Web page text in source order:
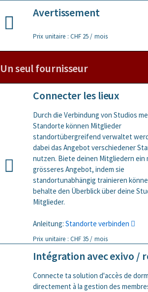
Avertissement
Prix unitaire : CHF 25 / mois
Un seul fournisseur
Connecter les lieux
Durch die Verbindung von Studios
Standorte können Mitglieder
standortübergreifend verwaltet
dabei das Angebot verschiedener
nutzen. Biete deinen Mitgliedern ein
grösseres Angebot, indem sie
standortunabhängig trainieren
behalte den Überblick über deine
Mitglieder.
Anleitung:Standorte verbinden
Prix unitaire : CHF 35 / mois
Intégration avec exivo /
Connecte ta solution d'accès de
directement à la gestion des